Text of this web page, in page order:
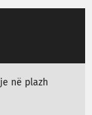
në plazh